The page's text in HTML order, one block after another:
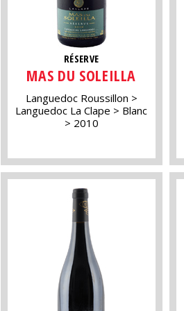
RÉSERVE
MAS DU SOLEILLA
Languedoc Roussillon
Languedoc La Clape
Blanc
2010